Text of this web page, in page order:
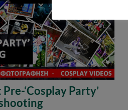
‘Cosplay Party’